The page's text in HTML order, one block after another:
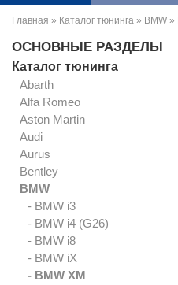
Главная » Каталог тюнинга » BMW »
ОСНОВНЫЕ РАЗДЕЛЫ
Каталог тюнинга
Abarth
Alfa Romeo
Aston Martin
Audi
Aurus
Bentley
BMW
- BMW i3
- BMW i4 (G26)
- BMW i8
- BMW iX
- BMW XM